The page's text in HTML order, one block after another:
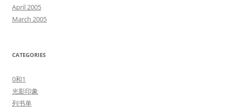
April 2005
March 2005
CATEGORIES
0和1
光影印象
列书单